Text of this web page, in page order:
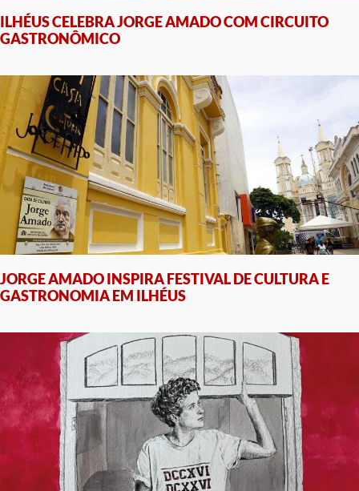
ILHÉUS CELEBRA JORGE AMADO COM CIRCUITO
GASTRONÔMICO
JORGE AMADO INSPIRA FESTIVAL DE CULTURA E
GASTRONOMIA EM ILHÉUS